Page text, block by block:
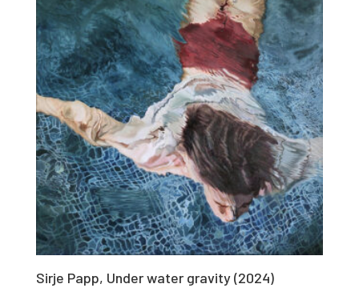
Sirje Papp, Under water gravity (2024)